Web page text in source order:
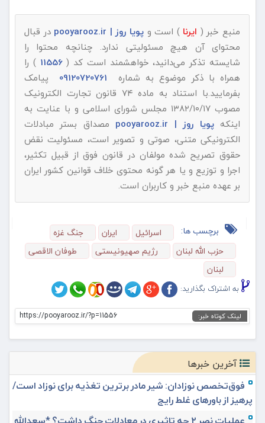
منبع خبر ( ایرنا ) است وپویا روز | pooyarooz.ir
در قبال
محتوای آن هیچ مسئولیتی ندارد. چنانچه محتوا را
شایسته تذکر می‌دانید، خواهشمند است کد (11556
) را
همراه با ذکر موضوع به شماره
پیامک
بفرمایید.با استناد به ماده ۷۴ قانون تجارت الکترونیک
مصوب ۱۳۸۲/۱۰/۱۷ مجلس شورای اسلامی و با عنایت به
اینکهپویا روز | pooyarooz.ir
مصداق بستر مبادلات
الکترونیکی متنی، صوتی و تصویر است، مسئولیت نقض
حقوق تصریح شده مولفان در قانون فوق از قبیل تکثیر،
اجرا و توزیع و یا هر گونه محتوی خلاف قوانین کشور ایران
بر عهده منبع خبر و کاربران است.
برچسب ها: اسرائیل ایران
جنگ غزه
حزب الله لبنان
رژیم صهیونیستی
طوفان الاقصی
لبنان
به اشتراک بگذارید:
لینک کوتاه خبر: https://pooyarooz.ir/?p=11556
آخرین خبرها
فوق‌تخصص نوزادان: شیر مادر برترین تغذیه برای نوزاد است/
پرهیز از باورهای غلط رایج